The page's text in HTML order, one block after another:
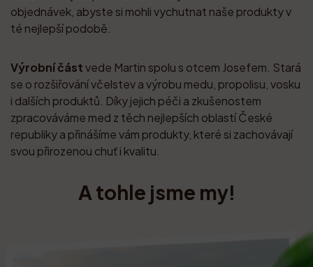
A tohle jsme my!
objednávek, abyste si mohli vychutnat naše produkty v
té nejlepší podobě.
Výrobní částvede Martin spolu s otcem Josefem. Stará
se o rozšiřování včelstev a výrobu medu, propolisu, vosku
i dalších produktů. Díky jejich péči a zkušenostem
zpracováváme med z těch nejlepších oblastí České
republiky a přinášíme vám produkty, které si zachovávají
svou přirozenou chuť i kvalitu.